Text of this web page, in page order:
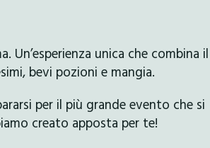
Un’esperienza unica che combina il
bevi pozioni e mangia.
per il più grande evento che si
creato apposta per te!